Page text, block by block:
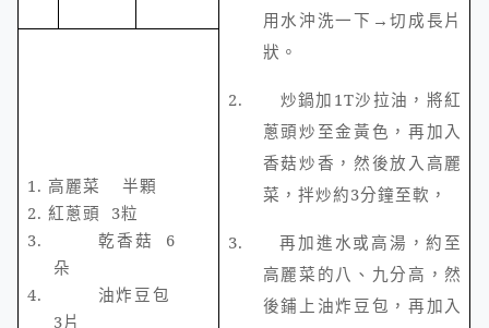
用水沖洗一下→切成長片
狀。
2. 炒鍋加 1T沙拉油，將紅
蔥頭炒至金黃色，再加入
香菇炒香，然後放入高麗
菜，拌炒約3分鐘至軟，
3.
再加進水或高湯，約至
高麗菜的八、九分高，然
後鋪上油炸豆包，再加入
1. 高麗菜
半顆
2. 紅蔥頭 3粒
3.乾香菇
6
朵
4. 油炸豆包
3片